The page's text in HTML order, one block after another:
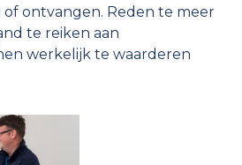
ontvangen. Reden te meer
te reiken aan
werkelijk te waarderen